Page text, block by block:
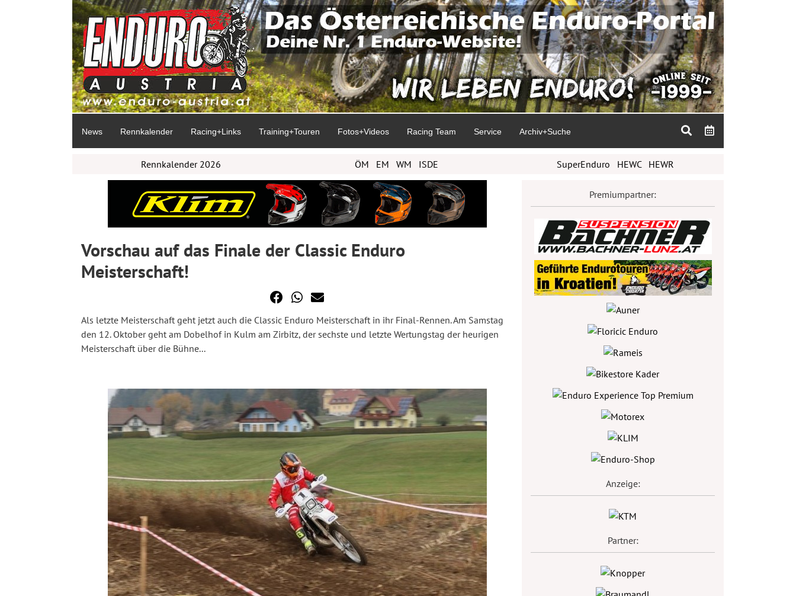
News Rennkalender Racing+Links Training+Touren Fotos+Videos Racing Team Service Archiv+Suche
Rennkalender 2026 ÖM EM WM ISDE SuperEnduro HEWC HEWR
Vorschau auf das Finale der Classic Enduro
Meisterschaft!
Als letzte Meisterschaft geht jetzt auch die Classic Enduro Meisterschaft in ihr Final-Rennen. Am Samstag
den 12. Oktober geht am Dobelhof in Kulm am Zirbitz, der sechste und letzte Wertungstag der heurigen
Meisterschaft über die Bühne...
Premiumpartner:
Anzeige:
Partner: